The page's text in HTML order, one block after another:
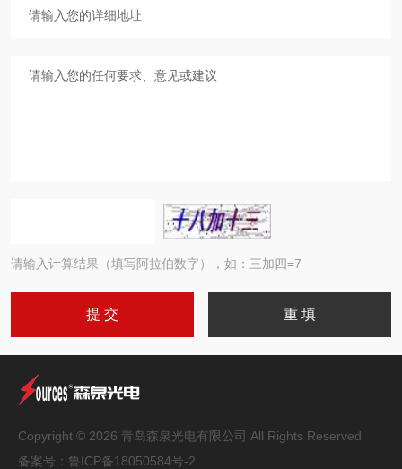
请输入计算结果（填写阿拉伯数字），如：三加四=7
Copyright © 2026 青岛森泉光电有限公司 All Rights Reserved
备案号： 鲁ICP备18050584号-2